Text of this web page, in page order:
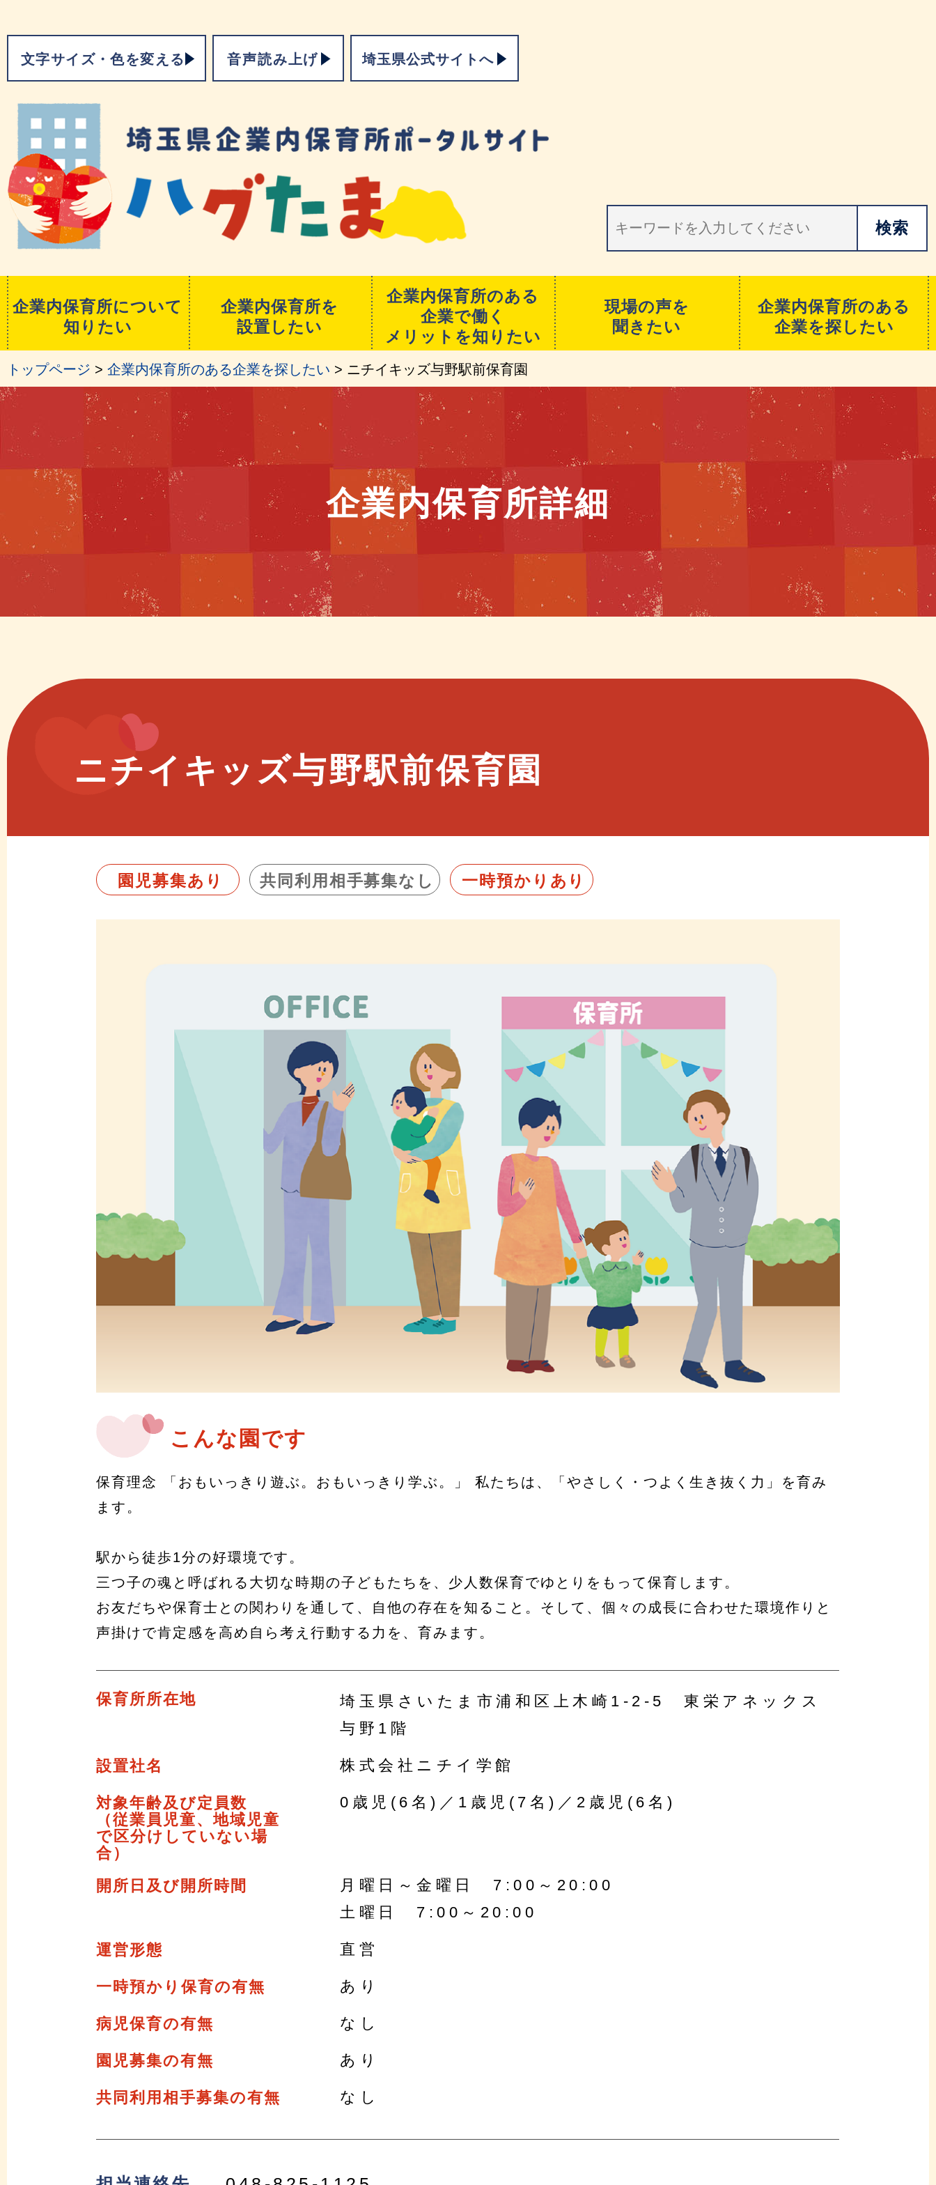
文字サイズ・色を変える 音声読み上げ 埼玉県公式サイトへ
企業内保育所について
知りたい
企業内保育所を
設置したい
企業内保育所のある
企業で働く
メリットを知りたい
現場の声を
聞きたい
企業内保育所のある
企業を探したい
トップページ > 企業内保育所のある企業を探したい > ニチイキッズ与野駅前保育園
企業内保育所詳細
ニチイキッズ与野駅前保育園
園児募集あり 共同利用相手募集なし 一時預かりあり
こんな園です
保育理念 「おもいっきり遊ぶ。おもいっきり学ぶ。」 私たちは、「やさしく・つよく生き抜く力」を育み
ます。
駅から徒歩1分の好環境です。
三つ子の魂と呼ばれる大切な時期の子どもたちを、少人数保育でゆとりをもって保育します。
お友だちや保育士との関わりを通して、自他の存在を知ること。そして、個々の成長に合わせた環境作りと
声掛けで肯定感を高め自ら考え行動する力を、育みます。
保育所所在地
埼玉県さいたま市浦和区上木崎1-2-5 東栄アネックス
与野1階
設置社名 株式会社ニチイ学館
対象年齢及び定員数
（従業員児童、地域児童
で区分けしていない場
合）
0歳児(6名)／1歳児(7名)／2歳児(6名)
開所日及び開所時間
月曜日～金曜日 7:00～20:00
土曜日 7:00～20:00
運営形態 直営
一時預かり保育の有無 あり
病児保育の有無 なし
園児募集の有無 あり
共同利用相手募集の有無 なし